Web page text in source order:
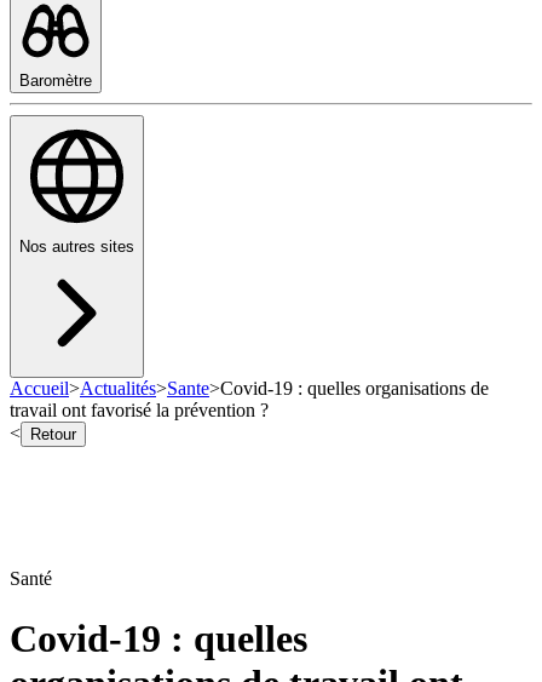
Baromètre
Nos autres sites
Accueil>Actualités>Sante>Covid-19 : quelles organisations de
travail ont favorisé la prévention ?
<
Retour
Santé
Covid-19 : quelles